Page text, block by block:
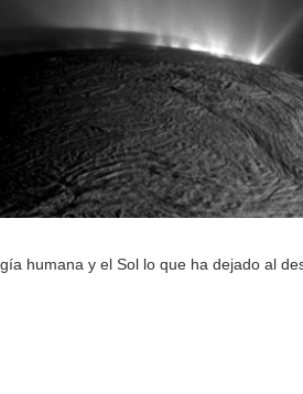
humana y el Sol lo que ha dejado al